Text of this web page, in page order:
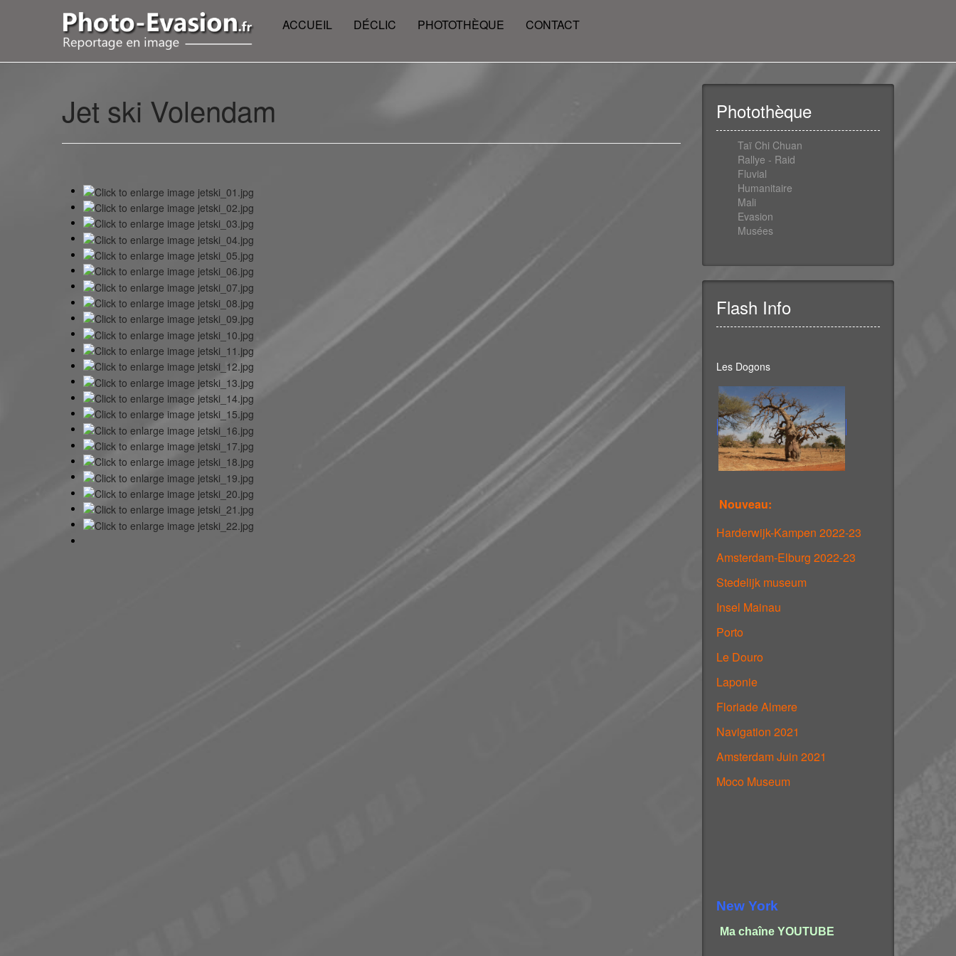
ACCUEIL DÉCLIC PHOTOTHÈQUE CONTACT
Jet ski Volendam Photothèque
Taï Chi Chuan
Rallye - Raid
Fluvial
Humanitaire
Mali
Evasion
Musées
Flash Info
Les Dogons
Nouveau:
Harderwijk-Kampen 2022-23
Amsterdam-Elburg 2022-23
Stedelijk museum
Insel Mainau
Porto
Le Douro
Laponie
Floriade Almere
Navigation 2021
Amsterdam Juin 2021
Moco Museum
New York
Ma chaîne YOUTUBE